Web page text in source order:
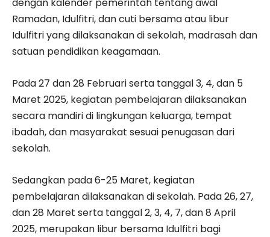
Ramadan, Idulfitri, dan cuti bersama atau libur
Idulfitri yang dilaksanakan di sekolah, madrasah dan
satuan pendidikan keagamaan.
Pada 27 dan 28 Februari serta tanggal 3, 4, dan 5
Maret 2025, kegiatan pembelajaran dilaksanakan
secara mandiri di lingkungan keluarga, tempat
ibadah, dan masyarakat sesuai penugasan dari
sekolah.
Sedangkan pada 6-25 Maret, kegiatan
pembelajaran dilaksanakan di sekolah. Pada 26, 27,
dan 28 Maret serta tanggal 2, 3, 4, 7, dan 8 April
2025, merupakan libur bersama Idulfitri bagi